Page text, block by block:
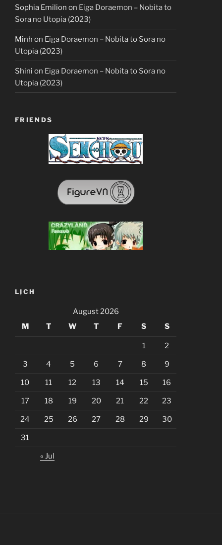
Sophia Emilion on Eiga Doraemon – Nobita to
Sora no Utopia (2023)
Minh on Eiga Doraemon – Nobita to Sora no
Utopia (2023)
Shini on Eiga Doraemon – Nobita to Sora no
Utopia (2023)
FRIENDS
LỊCH
August 2026
M
T W T F S S
1 2
3 4 5 6 7 8 9
10 11 12 13 14 15 16
17 18 19 20 21 22 23
24 25 26 27 28 29 30
31
« Jul